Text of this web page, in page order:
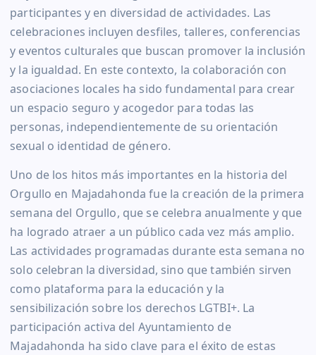
participantes y en diversidad de actividades. Las
celebraciones incluyen desfiles, talleres, conferencias
y eventos culturales que buscan promover la inclusión
y la igualdad. En este contexto, la colaboración con
asociaciones locales ha sido fundamental para crear
un espacio seguro y acogedor para todas las
personas, independientemente de su orientación
sexual o identidad de género.
Uno de los hitos más importantes en la historia del
Orgullo en Majadahonda fue la creación de la primera
semana del Orgullo, que se celebra anualmente y que
ha logrado atraer a un público cada vez más amplio.
Las actividades programadas durante esta semana no
solo celebran la diversidad, sino que también sirven
como plataforma para la educación y la
sensibilización sobre los derechos LGTBI+. La
participación activa del Ayuntamiento de
Majadahonda ha sido clave para el éxito de estas